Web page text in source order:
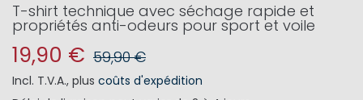
T-shirt technique avec séchage rapide et
propriétés anti-odeurs pour sport et voile
19,90 € 59,90 €
Incl. T.V.A., plus coûts d'expédition